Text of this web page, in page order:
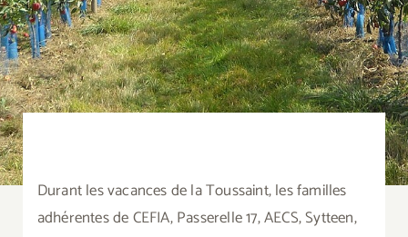
Durant les vacances de la Toussaint, les familles
adhérentes de CEFIA, Passerelle 17, AECS, Sytteen,